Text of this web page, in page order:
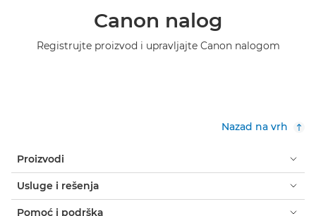
Canon nalog
Registrujte proizvod i upravljajte Canon nalogom
Nazad na vrh
Proizvodi
Usluge i rešenja
Pomoć i podrška